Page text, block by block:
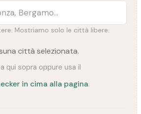
Mostriamo solo le città libere.
città selezionata.
qui sopra oppure usa il
in cima alla pagina.